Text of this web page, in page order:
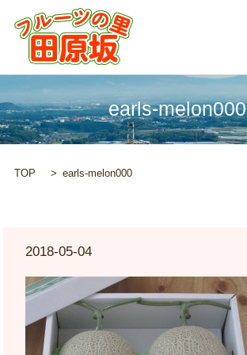
earls-melon000
TOP earls-melon000
2018-05-04